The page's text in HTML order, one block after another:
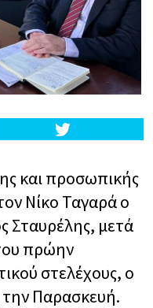
και προσωπικής
Νίκο Ταγαρά ο
Σταυρέλης, μετά
πρώην
στελέχους, ο
Παρασκευή.